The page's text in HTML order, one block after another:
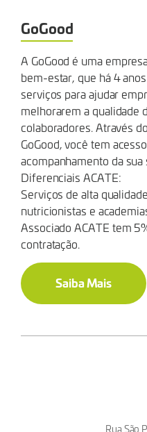
GoGood
A GoGood é uma
bem-estar, que há 4
serviços para ajudar
melhorarem a qualidade
colaboradores. Através
GoGood, você tem
acompanhamento da
Diferenciais ACATE:
Serviços de alta
nutricionistas e
Associado ACATE tem
contratação.
Saiba Mais
Rua São